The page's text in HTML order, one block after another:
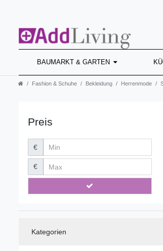
BAUMARKT & GARTEN
Fashion & Schuhe Bekleidung Herrenmode
Preis
€
€
Kategorien